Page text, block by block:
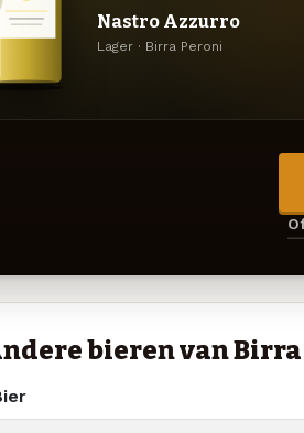
Nastro Azzurro
Lager · Birra Peroni
bieren van